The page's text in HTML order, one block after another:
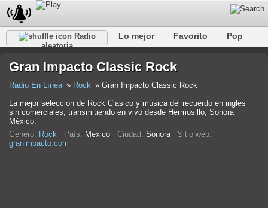
Radio
aleatoria
Lo mejor Favorito
Pop
Rap
Trans Falk Jazz Bebé
Gran Impacto Classic Rock
Radio En Línea Rock
Gran Impacto Classic Rock
La mejor selección de Rock Clasico y música del recuerdo en ingles
sin comerciales, transmitiendo en vivo desde Hermosillo, Sonora
México.
Género: Rock País: Mexico Ciudad: Sonora Sitio web:
granimpacto.com